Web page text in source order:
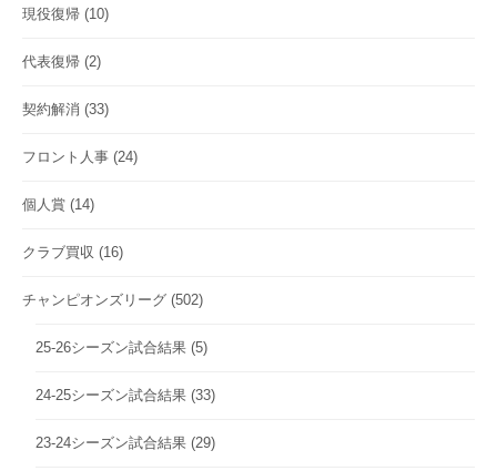
現役復帰 (10)
代表復帰 (2)
契約解消 (33)
フロント人事 (24)
個人賞 (14)
クラブ買収 (16)
チャンピオンズリーグ (502)
25-26シーズン試合結果 (5)
24-25シーズン試合結果 (33)
23-24シーズン試合結果 (29)